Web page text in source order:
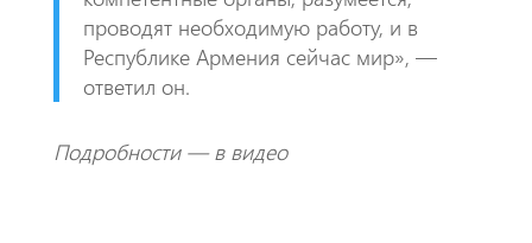
проводят необходимую работу, и в
Республике Армения сейчас мир», —
ответил он.
Подробности — в видео